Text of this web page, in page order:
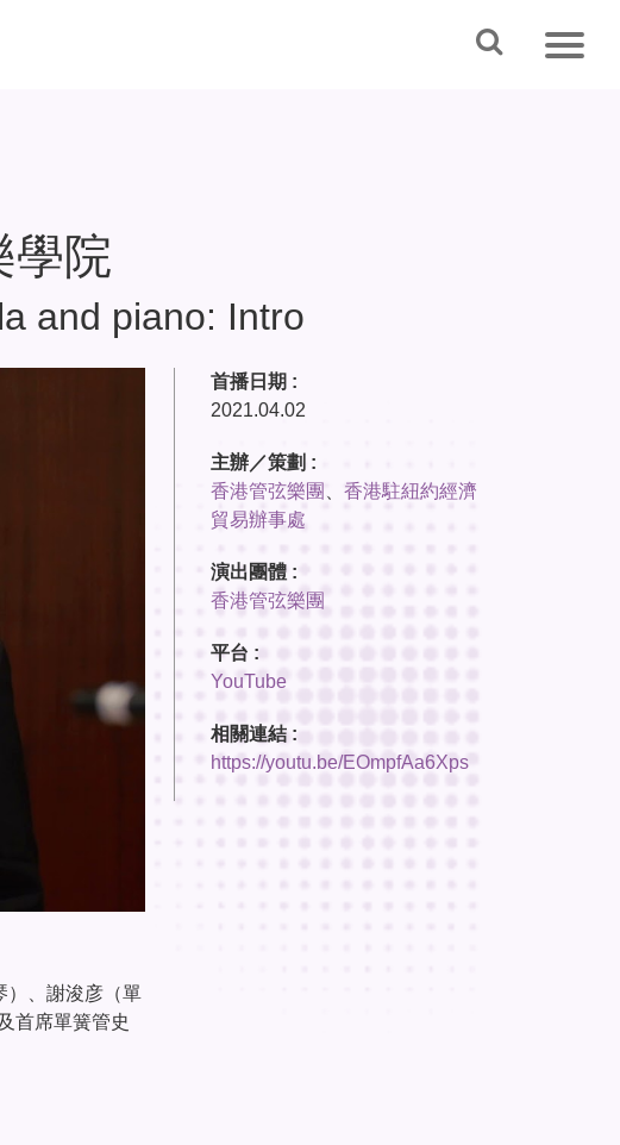
學院
and piano: Intro
）、謝浚彦（單
首席單簧管史
首播日期 :
2021.04.02
主辦／策劃 :
香港管弦樂團
香港駐紐約經濟
貿易辦事處
演出團體 :
香港管弦樂團
平台 :
YouTube
相關連結 :
https://youtu.be/EOmpfAa6Xps